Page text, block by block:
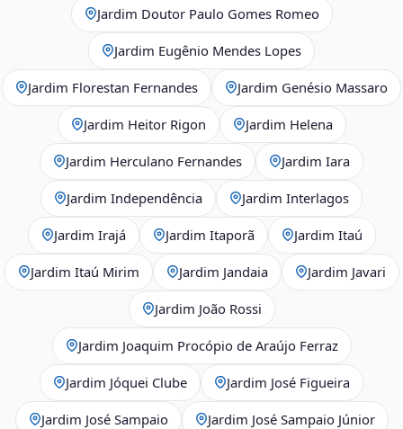
Jardim Doutor Paulo Gomes Romeo
Jardim Eugênio Mendes Lopes
Jardim Florestan Fernandes Jardim Genésio Massaro
Jardim Heitor Rigon Jardim Helena
Jardim Herculano Fernandes Jardim Iara
Jardim Independência Jardim Interlagos
Jardim Irajá Jardim Itaporã Jardim Itaú
Jardim Itaú Mirim Jardim Jandaia Jardim Javari
Jardim João Rossi
Jardim Joaquim Procópio de Araújo Ferraz
Jardim Jóquei Clube Jardim José Figueira
Jardim José Sampaio Jardim José Sampaio Júnior